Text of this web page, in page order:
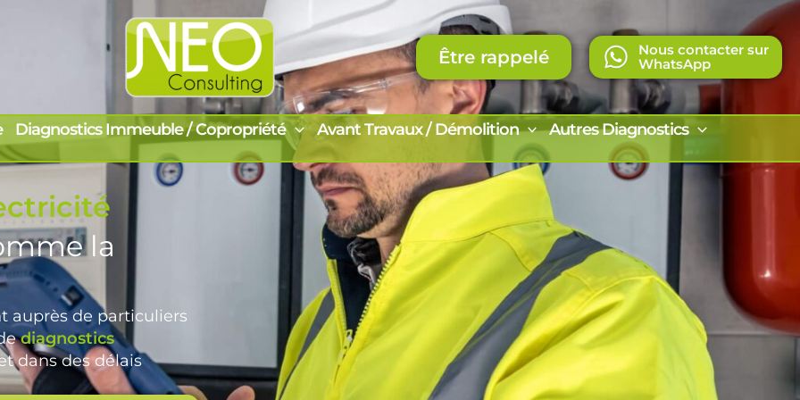
Être rappelé
Nous contacter sur
WhatsApp
Diagnostics Immeuble / Copropriété Avant Travaux / Démolition
Autres Diagnostics
la
auprès de particuliers
diagnostics
dans des délais